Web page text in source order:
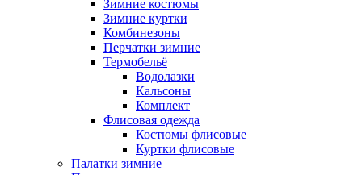
Зимние костюмы
Зимние куртки
Комбинезоны
Перчатки зимние
Термобельё
Водолазки
Кальсоны
Комплект
Флисовая одежда
Костюмы флисовые
Куртки флисовые
Палатки зимние